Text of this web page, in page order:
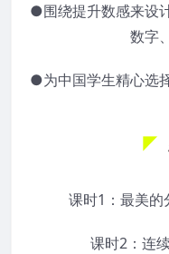
●围绕提升数感来设
数字
●为中国学生精心选
课时1：最美的
课时2：连